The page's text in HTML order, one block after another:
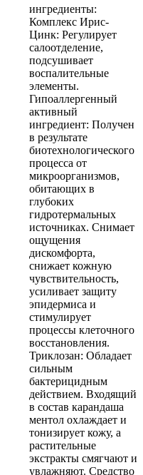
ингредиенты:
Комплекс Ирис-
Цинк: Регулирует
салоотделение,
подсушивает
воспалительные
элементы.
Гипоаллергенный
активный
ингредиент: Получен
в результате
биотехнологического
процесса от
микроорганизмов,
обитающих в
глубоких
гидротермальных
источниках. Снимает
ощущения
дискомфорта,
снижает кожную
чувствительность,
усиливает защиту
эпидермиса и
стимулирует
процессы клеточного
восстановления.
Триклозан: Обладает
сильным
бактерицидным
действием. Входящий
в состав карандаша
ментол охлаждает и
тонизирует кожу, а
растительные
экстракты смягчают и
увлажняют. Средство